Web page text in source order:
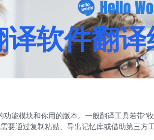
软件翻译
能模块和你用的版本。一般翻译工具若带
要通过复制粘贴、导出记忆库或借助第三